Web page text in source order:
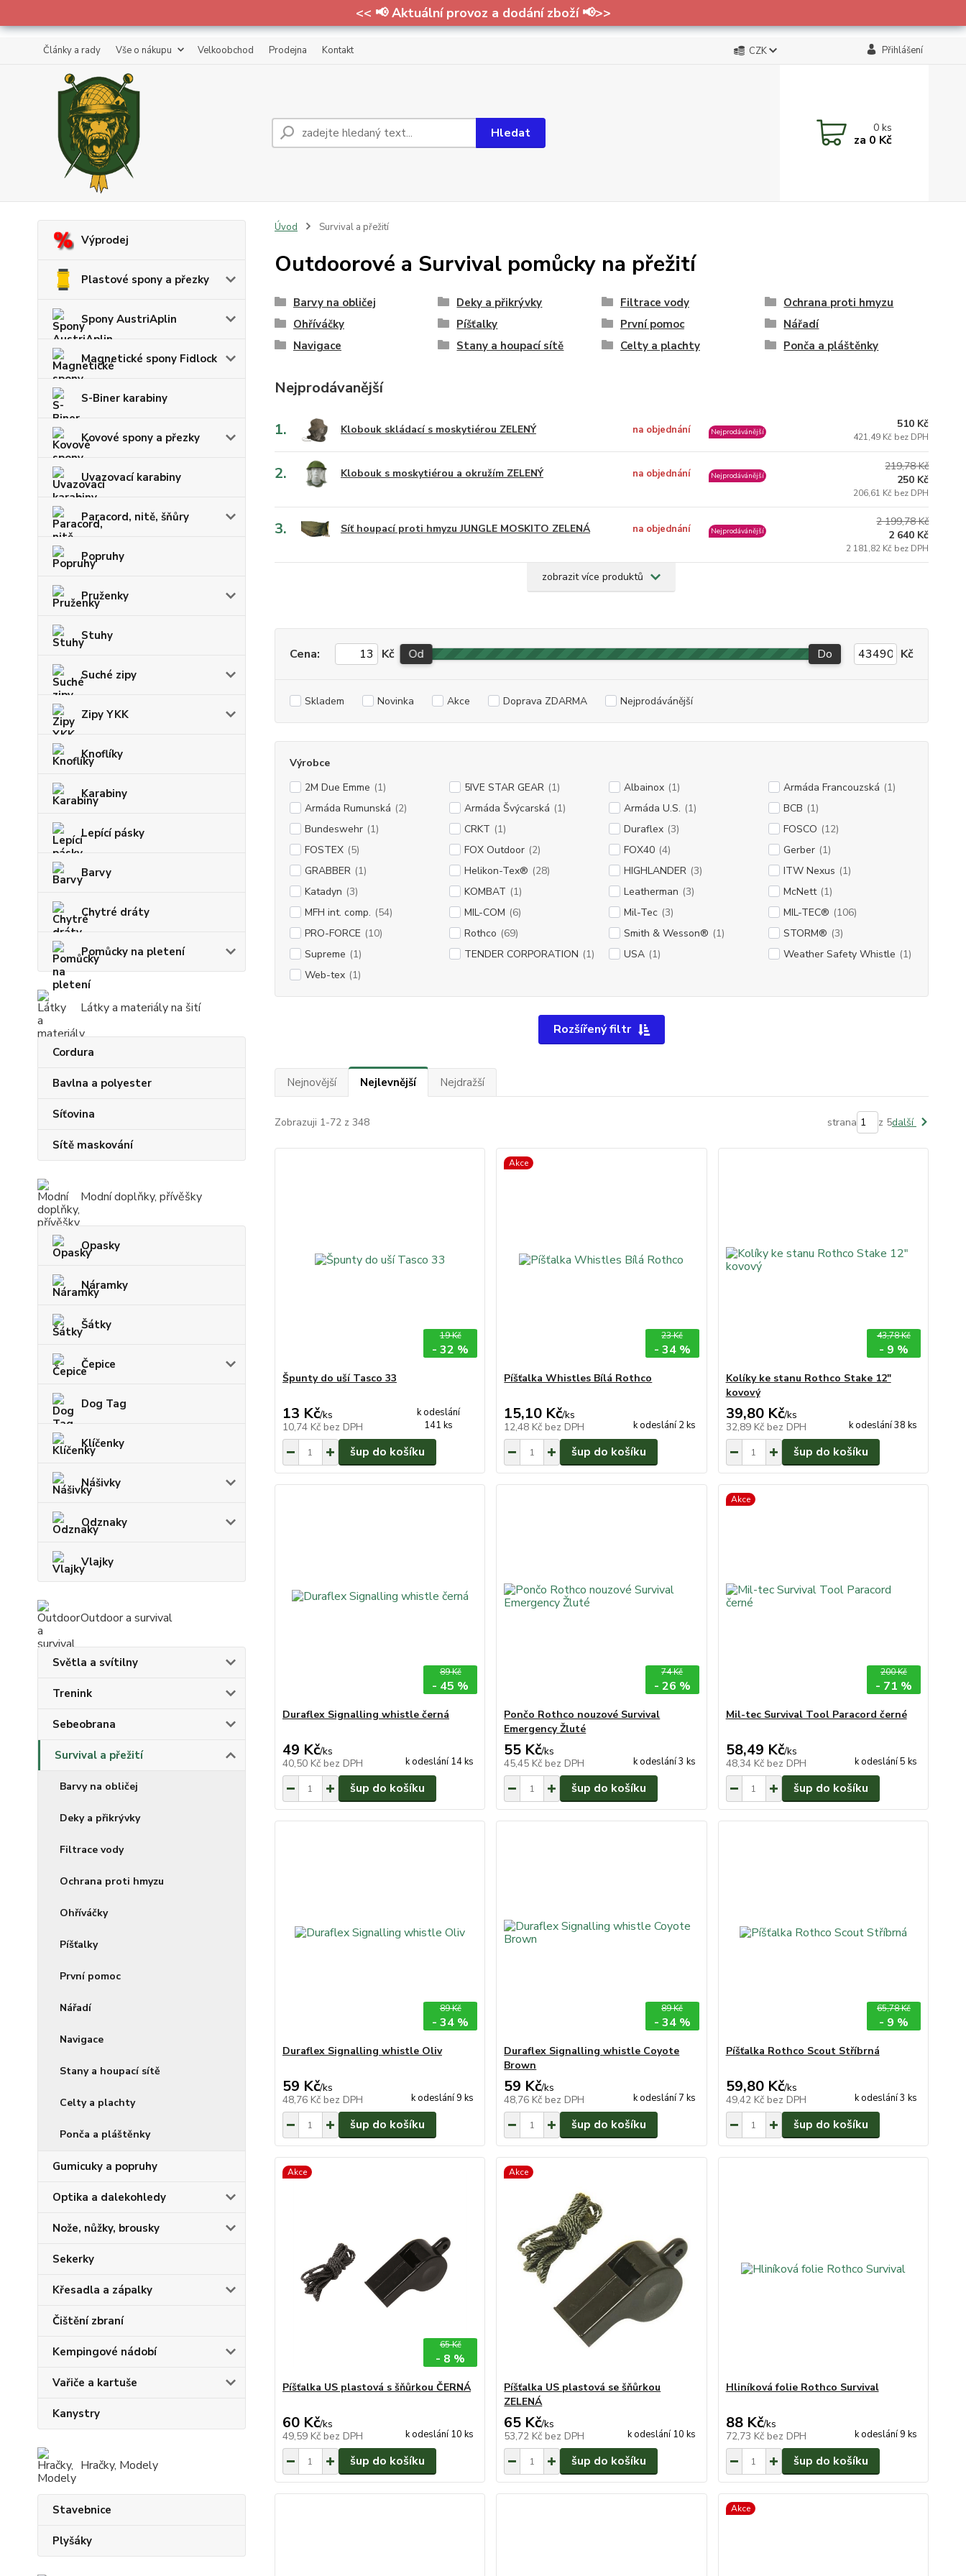
<< 📢 Aktuální provoz a dodání zboží 📢>>
Články a rady Vše o nákupu Velkoobchod Prodejna Kontakt CZK Přihlášení
Hledat 0ks
za 0 Kč
Výprodej
Plastové spony a přezky
Spony AustriAplin
Magnetické spony Fidlock
S-Biner karabiny
Kovové spony a přezky
Uvazovací karabiny
Paracord, nitě, šňůry
Popruhy
Pruženky
Stuhy
Suché zipy
Zipy YKK
Knoflíky
Karabiny
Lepící pásky
Barvy
Chytré dráty
Pomůcky na pletení
Látky a materiály na šití
Cordura
Bavlna a polyester
Síťovina
Sítě maskování
Modní doplňky, přívěšky
Opasky
Náramky
Šátky
Čepice
Dog Tag
Klíčenky
Nášivky
Odznaky
Vlajky
Outdoor a survival
Světla a svítilny
Trenink
Sebeobrana
Survival a přežití
Barvy na obličej
Deky a přikrývky
Filtrace vody
Ochrana proti hmyzu
Ohříváčky
Píšťalky
První pomoc
Nářadí
Navigace
Stany a houpací sítě
Celty a plachty
Ponča a pláštěnky
Gumicuky a popruhy
Optika a dalekohledy
Nože, nůžky, brousky
Sekerky
Křesadla a zápalky
Čištění zbraní
Kempingové nádobí
Vařiče a kartuše
Kanystry
Hračky, Modely
Stavebnice
Plyšáky
Úvod Survival a přežití
Outdoorové a Survival pomůcky na přežití
Barvy na obličej Deky a přikrývky Filtrace vody
Ochrana proti hmyzu
Ohříváčky
Píšťalky První pomoc
Nářadí
Navigace
Stany a houpací sítě Celty a plachty Ponča a pláštěnky
Nejprodávanější
1. Klobouk skládací s moskytiérou ZELENÝ na objednání Nejprodávánější
510 Kč
421,49 Kč bez DPH
2. Klobouk s moskytiérou a okružím ZELENÝ na objednání Nejprodávánější
219,78 Kč
250 Kč
206,61 Kč bez DPH
3. Síť houpací proti hmyzu JUNGLE MOSKITO ZELENÁ na objednání Nejprodávánější
2 199,78 Kč
2 640 Kč
2 181,82 Kč bez DPH
zobrazit více produktů
Rozšířený filtr
Cena: Kč Od Do Kč
Skladem Novinka Akce Doprava ZDARMA Nejprodávánější
Výrobce
2M Due Emme (1) 5IVE STAR GEAR (1) Albainox (1) Armáda Francouzská (1)
Armáda Rumunská (2) Armáda Švýcarská (1) Armáda U.S. (1) BCB (1)
Bundeswehr (1) CRKT (1) Duraflex (3) FOSCO (12)
FOSTEX (5) FOX Outdoor (2) FOX40 (4) Gerber (1)
GRABBER (1) Helikon-Tex® (28) HIGHLANDER (3) ITW Nexus (1)
Katadyn (3) KOMBAT (1) Leatherman (3) McNett (1)
MFH int. comp. (54) MIL-COM (6) Mil-Tec (3) MIL-TEC® (106)
PRO-FORCE (10) Rothco (69) Smith & Wesson® (1) STORM® (3)
Supreme (1) TENDER CORPORATION (1) USA (1) Weather Safety Whistle (1)
Web-tex (1)
Nejnovější Nejlevnější Nejdražší
Zobrazuji 1-72 z 348 strana z 5další
19 Kč
- 32 %
Špunty do uší Tasco 33
13 Kč/ks
10,74 Kč bez DPH
k odeslání
141 ks
šup do košíku
Akce
23 Kč
- 34 %
Píšťalka Whistles Bílá Rothco
15,10 Kč/ks
12,48 Kč bez DPH k odeslání 2 ks
šup do košíku
43,78 Kč
- 9 %
Kolíky ke stanu Rothco Stake 12"
kovový
39,80 Kč/ks
32,89 Kč bez DPH k odeslání 38 ks
šup do košíku
89 Kč
- 45 %
Duraflex Signalling whistle černá
49 Kč/ks
40,50 Kč bez DPH k odeslání 14 ks
šup do košíku
74 Kč
- 26 %
Pončo Rothco nouzové Survival
Emergency Žluté
55 Kč/ks
45,45 Kč bez DPH k odeslání 3 ks
šup do košíku
Akce
200 Kč
- 71 %
Mil-tec Survival Tool Paracord černé
58,49 Kč/ks
48,34 Kč bez DPH k odeslání 5 ks
šup do košíku
89 Kč
- 34 %
Duraflex Signalling whistle Oliv
59 Kč/ks
48,76 Kč bez DPH k odeslání 9 ks
šup do košíku
89 Kč
- 34 %
Duraflex Signalling whistle Coyote
Brown
59 Kč/ks
48,76 Kč bez DPH k odeslání 7 ks
šup do košíku
65,78 Kč
- 9 %
Píšťalka Rothco Scout Stříbrná
59,80 Kč/ks
49,42 Kč bez DPH k odeslání 3 ks
šup do košíku
Akce
65 Kč
- 8 %
Píšťalka US plastová s šňůrkou ČERNÁ
60 Kč/ks
49,59 Kč bez DPH k odeslání 10 ks
šup do košíku
Akce
Píšťalka US plastová se šňůrkou
ZELENÁ
65 Kč/ks
53,72 Kč bez DPH k odeslání 10 ks
šup do košíku
Hliníková folie Rothco Survival
88 Kč/ks
72,73 Kč bez DPH k odeslání 9 ks
šup do košíku
Akce